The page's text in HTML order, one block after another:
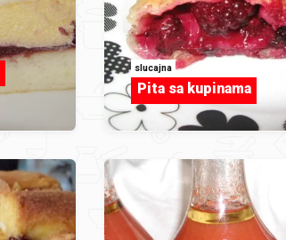
slucajna
Pita sa kupinama